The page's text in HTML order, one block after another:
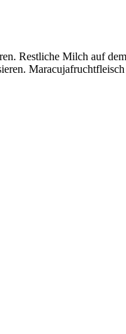
Restliche Milch auf